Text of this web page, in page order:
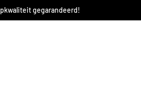
gegarandeerd!